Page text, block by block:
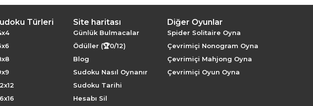
Türleri Site haritası
Günlük Bulmacalar
Ödüller (🏆0/12)
Blog
Sudoku Nasıl Oynanır
Sudoku Tarihi
Hesabı Sil
Diğer Oyunlar
Spider Solitaire Oyna
Çevrimiçi Nonogram Oyna
Çevrimiçi Mahjong Oyna
Çevrimiçi Oyun Oyna